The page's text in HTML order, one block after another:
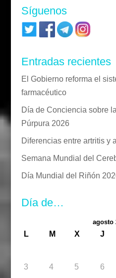
Síguenos
Entradas recientes
El Gobierno reforma el
farmacéutico
Día de Conciencia sobre
Púrpura 2026
Diferencias entre artritis y
Semana Mundial del
Día Mundial del Riñón
Día de…
agosto
L M X J
3
4 5 6